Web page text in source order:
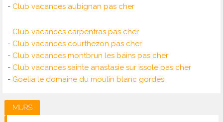
- Club vacances aubignan pas cher
- Club vacances carpentras pas cher
- Club vacances courthezon pas cher
- Club vacances montbrun les bains pas cher
- Club vacances sainte anastasie sur issole pas cher
- Goelia le domaine du moulin blanc gordes
MURS